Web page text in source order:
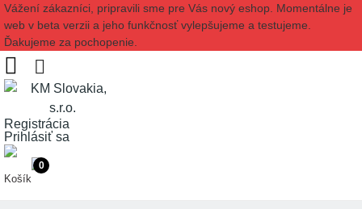
Vážení zákazníci, pripravili sme pre Vás nový eshop. Momentálne je
web v beta verzii a jeho funkčnosť vylepšujeme a testujeme.
Ďakujeme za pochopenie.
Registrácia
Prihlásiť sa
Košík
0